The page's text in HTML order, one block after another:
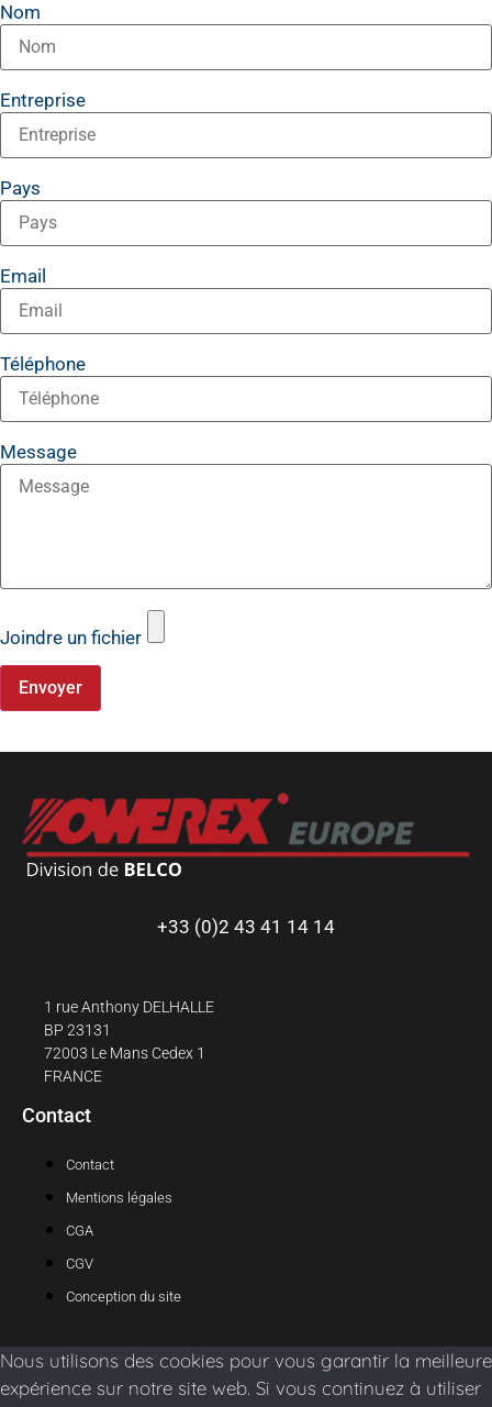
Nom
Entreprise
Pays
Email
Téléphone
Message
Joindre un fichier
Envoyer
+33 (0)2 43 41 14 14
1 rue Anthony DELHALLE
BP 23131
72003 Le Mans Cedex 1
FRANCE
Contact
Contact
Mentions légales
CGA
CGV
Conception du site
Nous utilisons des cookies pour vous garantir la meilleure
expérience sur notre site web. Si vous continuez à utiliser